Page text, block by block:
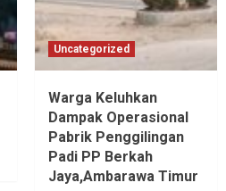
Uncategorized
Warga Keluhkan
Dampak Operasional
Pabrik Penggilingan
Padi PP Berkah
Jaya,‎Ambarawa Timur